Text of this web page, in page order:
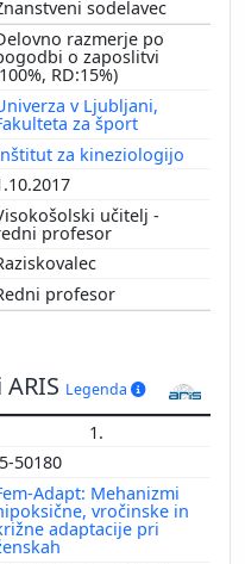
sodelavec
razmerje po
o zaposlitvi
RD:15%)
v Ljubljani,
za šport
za kineziologijo
učitelj -
profesor
profesor
Legenda
1.
50180
Adapt: Mehanizmi
vročinske in
adaptacije pri